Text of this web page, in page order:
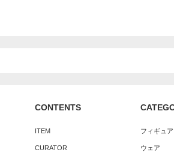
CONTENTS
ITEM
CURATOR
フィギュ
ウェア